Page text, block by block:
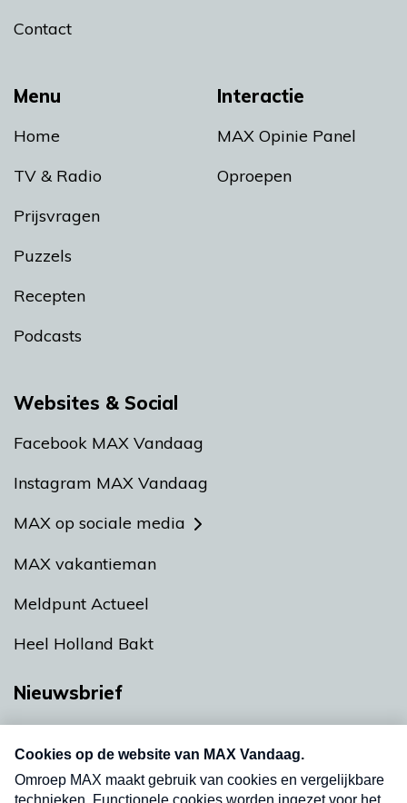
Menu
Home
TV & Radio
Prijsvragen
Puzzels
Recepten
Podcasts
Interactie
MAX Opinie Panel
Oproepen
Contact
Websites & Social
Facebook MAX Vandaag
Instagram MAX Vandaag
MAX op sociale media
MAX vakantieman
Meldpunt Actueel
Heel Holland Bakt
Nieuwsbrief
nieuwsbrief. Elke vrijdag- en dinsdagochtend in
uw mailbox.